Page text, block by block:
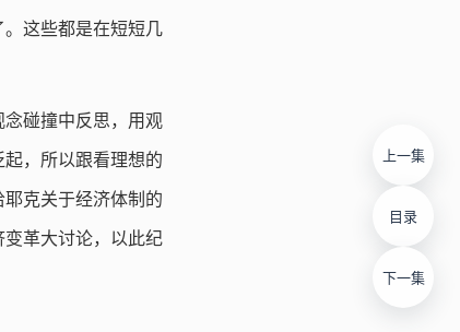
上一集
目录
下一集
这些都是在短短几
碰撞中反思，用观
，所以跟看理想的
克关于经济体制的
革大讨论，以此纪